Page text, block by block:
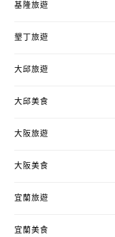
基隆旅遊
墾丁旅遊
大邱旅遊
大邱美食
大阪旅遊
大阪美食
宜蘭旅遊
宜蘭美食